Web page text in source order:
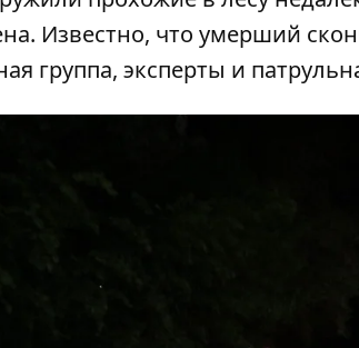
Известно, что умерший
группа, эксперты и